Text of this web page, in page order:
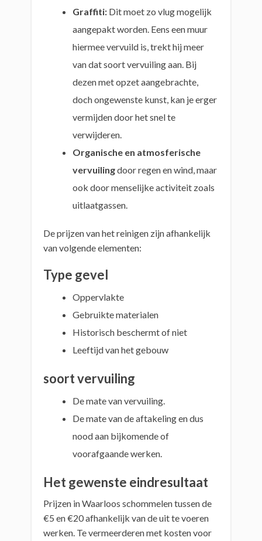
Graffiti: Dit moet zo vlug mogelijk
aangepakt worden. Eens een muur
hiermee vervuild is, trekt hij meer
van dat soort vervuiling aan. Bij
dezen met opzet aangebrachte,
doch ongewenste kunst, kan je erger
vermijden door het snel te
verwijderen.
Organische en atmosferische
vervuilingdoor regen en wind, maar
ook door menselijke activiteit zoals
uitlaatgassen.
De prijzen van het reinigen zijn afhankelijk
van volgende elementen:
Type gevel
Oppervlakte
Gebruikte materialen
Historisch beschermt of niet
Leeftijd van het gebouw
soort vervuiling
De mate van vervuiling.
De mate van de aftakeling en dus
nood aan bijkomende of
voorafgaande werken.
Het gewenste eindresultaat
Prijzen in Waarloos schommelen tussen de
€5 en €20 afhankelijk van de uit te voeren
werken. Te vermeerderen met kosten voor